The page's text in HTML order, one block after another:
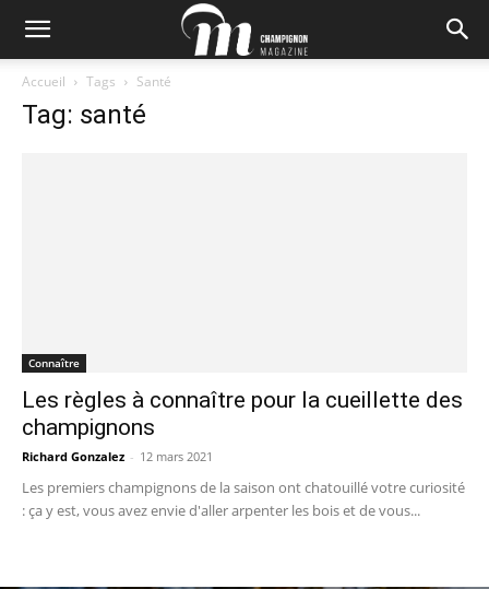
Accueil Tags Santé
Tag: santé
Connaître
Les règles à connaître pour la cueillette des
champignons
Richard Gonzalez - 12 mars 2021
Les premiers champignons de la saison ont chatouillé votre curiosité
: ça y est, vous avez envie d'aller arpenter les bois et de vous...